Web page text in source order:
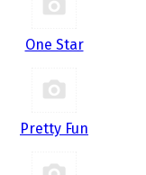
One Star
Pretty Fun